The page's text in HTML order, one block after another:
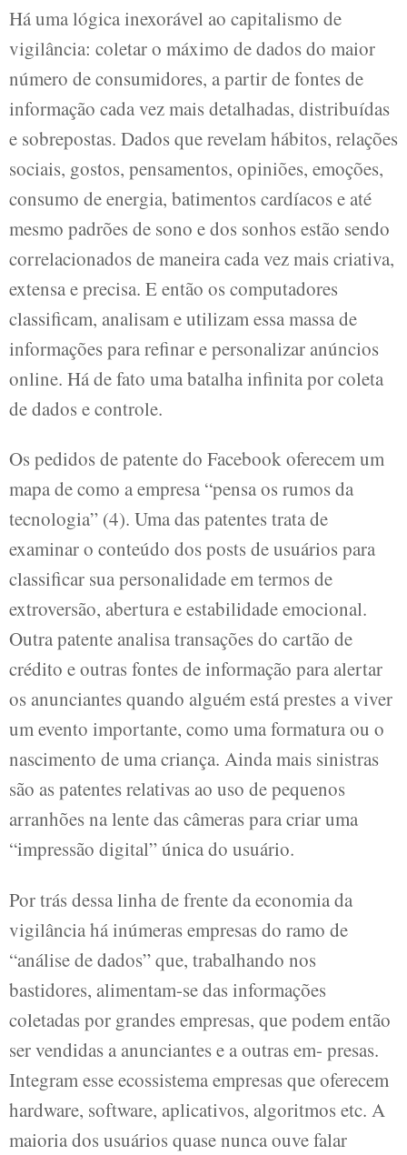
Há uma lógica inexorável ao capitalismo de
vigilância: coletar o máximo de dados do maior
número de consumidores, a partir de fontes de
informação cada vez mais detalhadas, distribuídas
e sobrepostas. Dados que revelam hábitos, relações
sociais, gostos, pensamentos, opiniões, emoções,
consumo de energia, batimentos cardíacos e até
mesmo padrões de sono e dos sonhos estão sendo
correlacionados de maneira cada vez mais criativa,
extensa e precisa. E então os computadores
classificam, analisam e utilizam essa massa de
informações para refinar e personalizar anúncios
online. Há de fato uma batalha infinita por coleta
de dados e controle.
Os pedidos de patente do Facebook oferecem um
mapa de como a empresa “pensa os rumos da
tecnologia” (4). Uma das patentes trata de
examinar o conteúdo dos posts de usuários para
classificar sua personalidade em termos de
extroversão, abertura e estabilidade emocional.
Outra patente analisa transações do cartão de
crédito e outras fontes de informação para alertar
os anunciantes quando alguém está prestes a viver
um evento importante, como uma formatura ou o
nascimento de uma criança. Ainda mais sinistras
são as patentes relativas ao uso de pequenos
arranhões na lente das câmeras para criar uma
“impressão digital” única do usuário.
Por trás dessa linha de frente da economia da
vigilância há inúmeras empresas do ramo de
“análise de dados” que, trabalhando nos
bastidores, alimentam-se das informações
coletadas por grandes empresas, que podem então
ser vendidas a anunciantes e a outras em- presas.
Integram esse ecossistema empresas que oferecem
hardware, software, aplicativos, algoritmos etc. A
maioria dos usuários quase nunca ouve falar